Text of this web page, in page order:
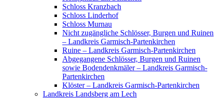
Schloss Kranzbach
Schloss Linderhof
Schloss Murnau
Nicht zugängliche Schlösser, Burgen und Ruinen
– Landkreis Garmisch-Partenkirchen
Ruine – Landkreis Garmisch-Partenkirchen
Abgegangene Schlösser, Burgen und Ruinen
sowie Bodendenkmäler – Landkreis Garmisch-
Partenkirchen
Klöster – Landkreis Garmisch-Partenkirchen
Landkreis Landsberg am Lech